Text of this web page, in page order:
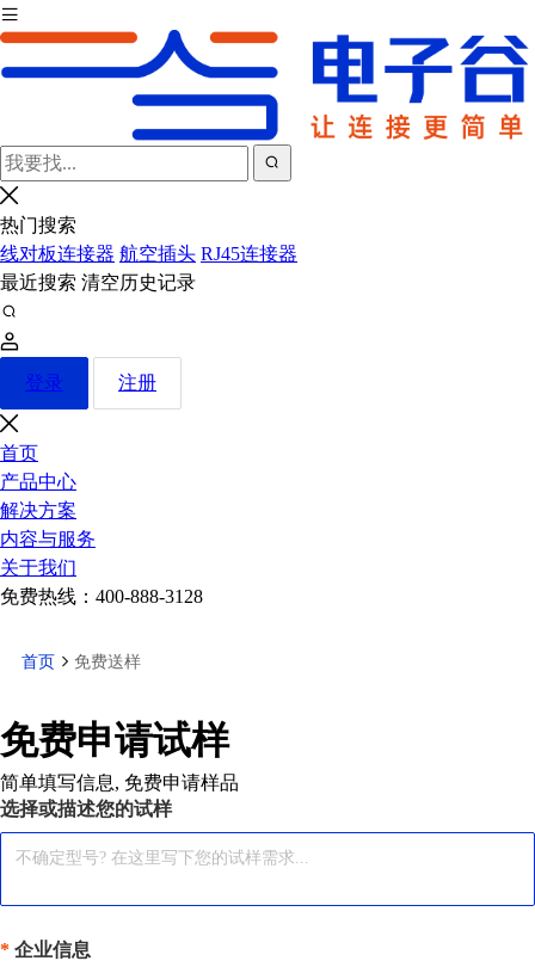
热门搜索
线对板连接器 航空插头 RJ45连接器
最近搜索 清空历史记录
登录 注册
首页
产品中心
解决方案
内容与服务
关于我们
免费热线： 400-888-3128
首页 免费送样
免费申请试样
简单填写信息, 免费申请样品
选择或描述您的试样
企业信息